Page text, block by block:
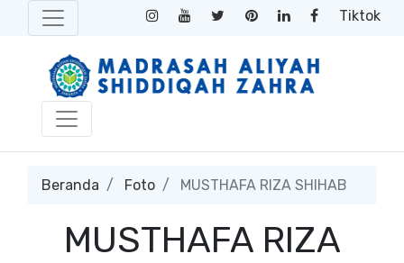
Tiktok
Beranda Foto MUSTHAFA RIZA SHIHAB
MUSTHAFA RIZA